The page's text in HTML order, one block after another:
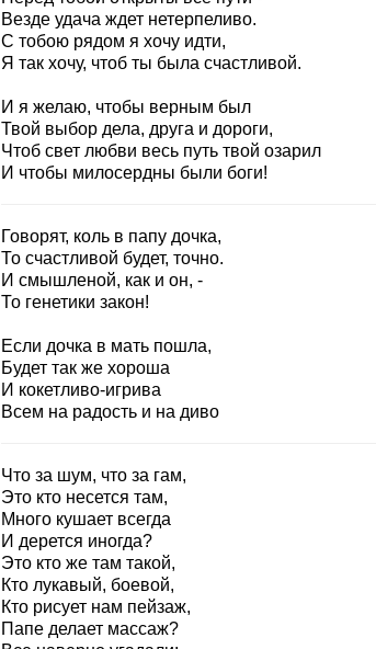
Везде удача ждет нетерпеливо.
С тобою рядом я хочу идти,
Я так хочу, чтоб ты была счастливой.
И я желаю, чтобы верным был
Твой выбор дела, друга и дороги,
Чтоб свет любви весь путь твой озарил
И чтобы милосердны были боги!
Говорят, коль в папу дочка,
То счастливой будет, точно.
И смышленой, как и он, -
То генетики закон!
Если дочка в мать пошла,
Будет так же хороша
И кокетливо-игрива
Всем на радость и на диво
Что за шум, что за гам,
Это кто несется там,
Много кушает всегда
И дерется иногда?
Это кто же там такой,
Кто лукавый, боевой,
Кто рисует нам пейзаж,
Папе делает массаж?